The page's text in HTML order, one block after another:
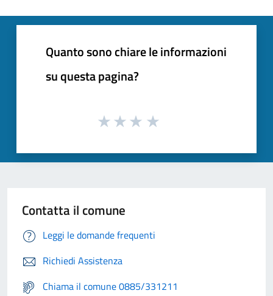
Quanto sono chiare le informazioni
su questa pagina?
Contatta il comune
Leggi le domande frequenti
Richiedi Assistenza
Chiama il comune 0885/331211